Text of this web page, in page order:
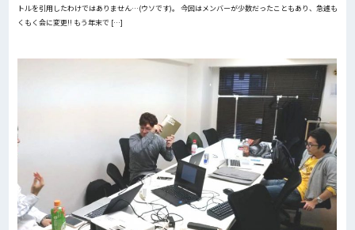
トルを引用したわけではありません…(ウソです)。 今回はメンバーが少数だったこともあり、急遽も
くもく会に変更!! もう年末で […]